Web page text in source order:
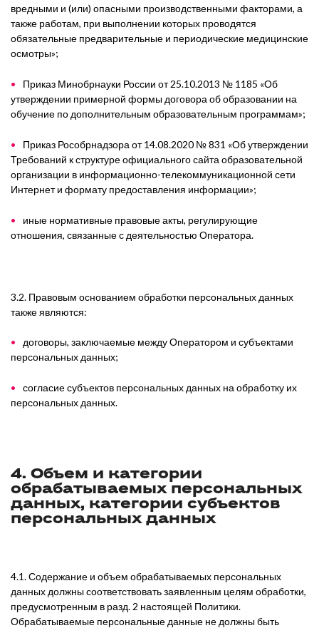
вредными и (или) опасными производственными факторами, а
также работам, при выполнении которых проводятся
обязательные предварительные и периодические медицинские
осмотры»;
Приказ Минобрнауки России от 25.10.2013 № 1185 «Об
утверждении примерной формы договора об образовании на
обучение по дополнительным образовательным программам»;
Приказ Рособрнадзора от 14.08.2020 № 831 «Об утверждении
Требований к структуре официального сайта образовательной
организации в информационно-телекоммуникационной сети
Интернет и формату предоставления информации»;
иные нормативные правовые акты, регулирующие
отношения, связанные с деятельностью Оператора.
3.2. Правовым основанием обработки персональных данных
также являются:
договоры, заключаемые между Оператором и субъектами
персональных данных;
согласие субъектов персональных данных на обработку их
персональных данных.
4. Объем и категории
обрабатываемых персональных
данных, категории субъектов
персональных данных
4.1. Содержание и объем обрабатываемых персональных
данных должны соответствовать заявленным целям обработки,
предусмотренным в разд. 2 настоящей Политики.
Обрабатываемые персональные данные не должны быть